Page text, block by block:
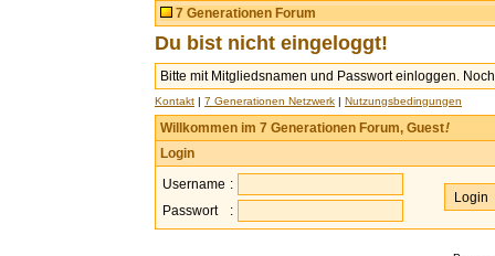
7 Generationen Forum
Du bist nicht eingeloggt!
Bitte mit Mitgliedsnamen und Passwort einloggen.
Kontakt | 7 Generationen Netzwerk | Nutzungsbedingungen
Willkommen im 7 Generationen Forum, Guest!
Login
Username :
Passwort
: